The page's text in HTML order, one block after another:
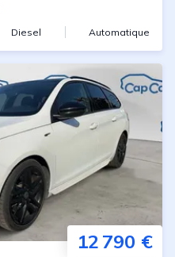
Diesel Automatique
12 790 €